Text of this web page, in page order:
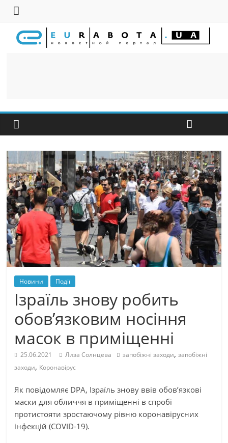
Новини Події
Ізраїль знову робить
обов’язковим носіння
масок в приміщенні
25.06.2021 Лиза Солнцева запобіжні заходи,запобіжні
заходи, Коронавірус
Як повідомляє DPA, Ізраїль знову ввів обов’язкові
маски для обличчя в приміщенні в спробі
протистояти зростаючому рівню коронавірусних
інфекцій (COVID-19).